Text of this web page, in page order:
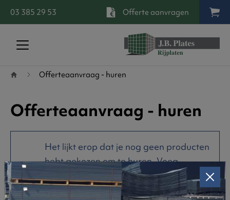
03 385 29 53 Offerte aanvragen
Terug naar startpagina
Offerteaanvraag - huren
Offerteaanvraag - huren
Het lijkt erop dat je nog geen producten
hebt gekozen om te huren.Voeg
producten toe aan je offerte-
aanvraag.